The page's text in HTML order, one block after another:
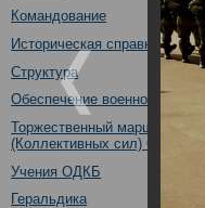
Командование
Историческая справка
Структура
Обеспечение военной
Торжественный марш Войск
(Коллективных сил) ОДКБ
Учения ОДКБ
Геральдика